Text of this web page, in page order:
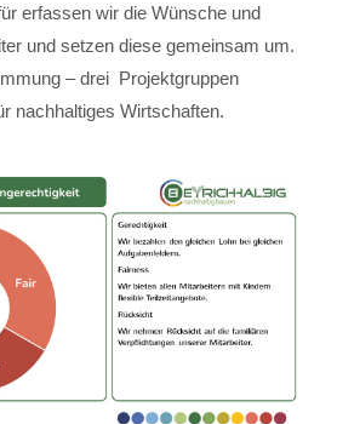
erfassen wir die Wünsche und
und setzen diese gemeinsam um.
– drei Projektgruppen
nachhaltiges Wirtschaften.